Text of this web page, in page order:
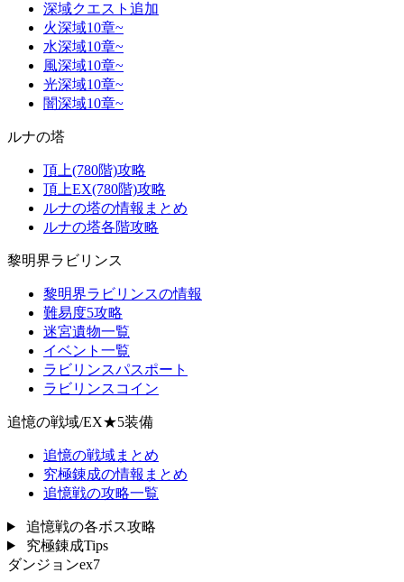
深域クエスト追加
火深域10章~
水深域10章~
風深域10章~
光深域10章~
闇深域10章~
ルナの塔
頂上(780階)攻略
頂上EX(780階)攻略
ルナの塔の情報まとめ
ルナの塔各階攻略
黎明界ラビリンス
黎明界ラビリンスの情報
難易度5攻略
迷宮遺物一覧
イベント一覧
ラビリンスパスポート
ラビリンスコイン
追憶の戦域/EX★5装備
追憶の戦域まとめ
究極錬成の情報まとめ
追憶戦の攻略一覧
追憶戦の各ボス攻略
究極錬成Tips
ダンジョンex7